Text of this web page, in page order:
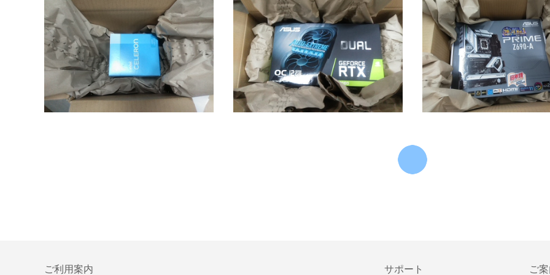
ご利用案内 サポート ご